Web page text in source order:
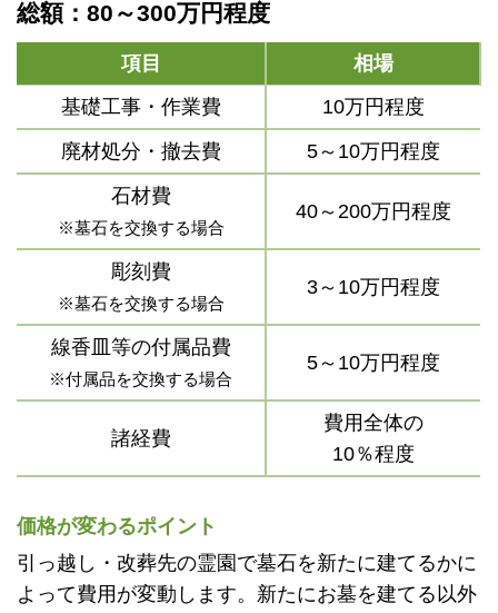
総額：80～300万円程度
項目
相場
基礎工事・作業費
10万円程度
廃材処分・撤去費
5～10万円程度
石材費
※墓石を交換する場合
40～200万円程度
彫刻費
※墓石を交換する場合
3～10万円程度
線香皿等の付属品費
※付属品を交換する場合
5～10万円程度
諸経費
費用全体の
10％程度
価格が変わるポイント
引っ越し・改葬先の霊園で墓石を新たに建てるかに
よって費用が変動します。新たにお墓を建てる以外